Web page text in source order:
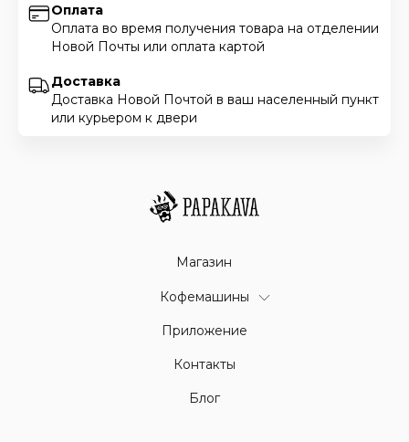
Оплата
Оплата во время получения товара на отделении
Новой Почты или оплата картой
Доставка
Доставка Новой Почтой в ваш населенный пункт
или курьером к двери
Магазин
Кофемашины
Приложение
Контакты
Блог